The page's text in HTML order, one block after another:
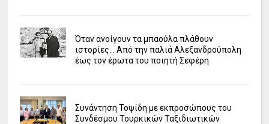
Όταν ανοίγουν τα μπαούλα πλάθουν
ιστορίες... Από την παλιά Αλεξανδρούπολη
έως τον έρωτα του ποιητή Σεφέρη
Συνάντηση Τοψίδη με εκπροσώπους του
Συνδέσμου Τουρκικών Ταξιδιωτικών